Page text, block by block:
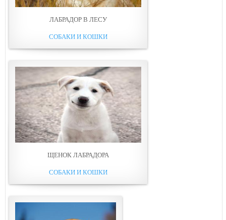
ЛАБРАДОР В ЛЕСУ
СОБАКИ И КОШКИ
ЩЕНОК ЛАБРАДОРА
СОБАКИ И КОШКИ